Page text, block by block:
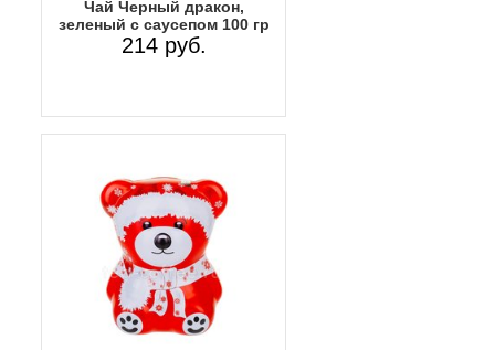
Чай Черный дракон,
зеленый с саусепом 100 гр
214 руб.